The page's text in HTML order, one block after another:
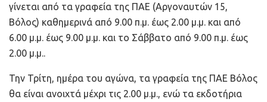
γίνεται από τα γραφεία της ΠΑΕ (Αργοναυτών 15,
Βόλος) καθημερινά από 9.00 π.μ. έως 2.00 μ.μ. και από
6.00 μ.μ. έως 9.00 μ.μ. και το Σάββατο από 9.00 π.μ. έως
2.00 μ.μ..
Την Τρίτη, ημέρα του αγώνα, τα γραφεία της ΠΑΕ Βόλος
θα είναι ανοιχτά μέχρι τις 2.00 μ.μ., ενώ τα εκδοτήρια